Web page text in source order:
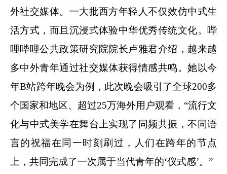
外社交媒体。一大批西方年轻人不仅效仿中式生
活方式，而且沉浸式体验中华优秀传统文化。哔
哩哔哩公共政策研究院院长卢雅君介绍，越来越
多中外青年通过社交媒体获得情感共鸣。她以今
年B站跨年晚会为例，此次晚会吸引了全球200多
个国家和地区、超过25万海外用户观看，“流行文
化与中式美学在舞台上实现了同频共振，不同语
言的祝福在同一时刻刷过，人们在跨年的节点
上，共同完成了一次属于当代青年的‘仪式感’。”